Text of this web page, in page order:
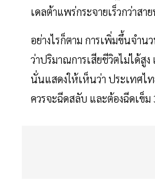
เดลต้าแพร่กระจายเร็วกว่าส
อย่างไรก็ตาม การเพิ่มขึ้นจำ
ว่าปริมาณการเสียชีวิตไม่ได้สู
นั่นแสดงให้เห็นว่า ประเทศไ
ควรจะฉีดสลับ และต้องฉีดเข็